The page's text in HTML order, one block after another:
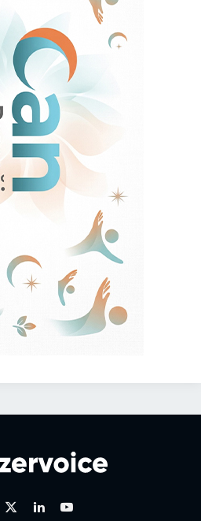
X LinkedinYoutube